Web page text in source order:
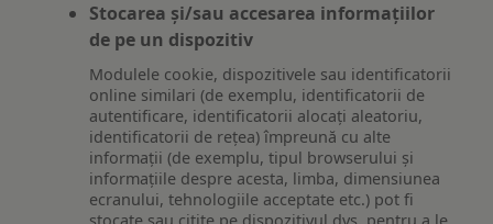
Stocarea și/sau accesarea informațiilor
de pe un dispozitiv
Modulele cookie, dispozitivele sau identificatorii
online similari (de exemplu, identificatorii de
autentificare, identificatorii alocați aleatoriu,
identificatorii de rețea) împreună cu alte
informații (de exemplu, tipul browserului și
informațiile despre acesta, limba, dimensiunea
ecranului, tehnologiile acceptate etc.) pot fi
stocate sau citite pe dispozitivul dvs. pentru a le